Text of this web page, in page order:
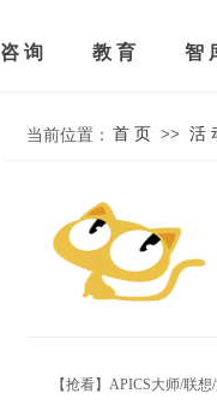
当前位置： 首 页 >> 活
当前位置： 首 页 >> 活
【抢看】APICS大师/联
咨 询 教 育 智